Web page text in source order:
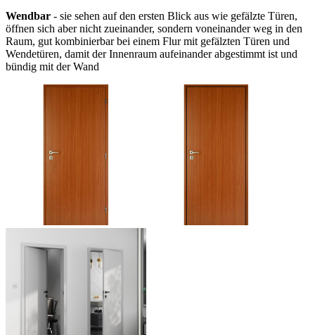
Wendbar - sie sehen auf den ersten Blick aus wie gefälzte Türen,
öffnen sich aber nicht zueinander, sondern voneinander weg in den
Raum, gut kombinierbar bei einem Flur mit gefälzten Türen und
Wendetüren, damit der Innenraum aufeinander abgestimmt ist und
bündig mit der Wand